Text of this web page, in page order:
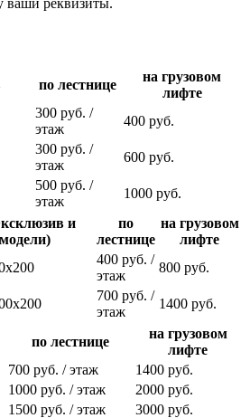
ваши реквизиты.
по лестнице
на грузовом
лифте
300 руб. /
этаж
400 руб.
300 руб. /
этаж
600 руб.
500 руб. /
этаж
1000 руб.
и
по
лестнице
на грузовом
лифте
400 руб. /
этаж
800 руб.
700 руб. /
этаж
1400 руб.
по лестнице
на грузовом
лифте
700 руб. / этаж
1400 руб.
1000 руб. / этаж
2000 руб.
1500 руб. / этаж
3000 руб.